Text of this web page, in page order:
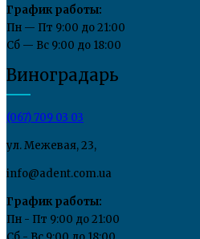
График работы:
Пн — Пт 9:00 до 21:00
Сб — Вс 9:00 до 18:00
Виноградарь
(067) 709 03 03
ул. Межевая, 23,
info@adent.com.ua
График работы:
Пн - Пт 9:00 до 21:00